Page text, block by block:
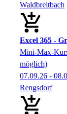
Waldbreitbach
Excel 365 -
Mini-Max-
möglich)
07.09.26 -
Rengsdorf